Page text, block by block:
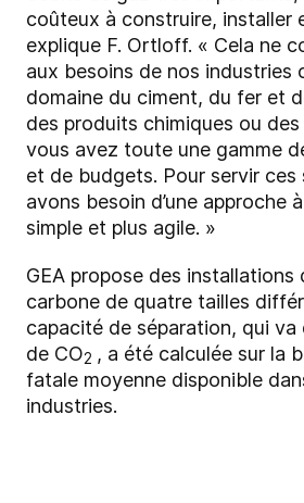
coûteux à construire, installer
explique F. Ortloff. « Cela ne
aux besoins de nos industries
domaine du ciment, du fer et
des produits chimiques ou
vous avez toute une gamme
et de budgets. Pour servir ces
avons besoin d’une approche
simple et plus agile. »
GEA propose des installations
carbone de quatre tailles
capacité de séparation, qui va
de CO2 , a été calculée sur la
fatale moyenne disponible
industries.